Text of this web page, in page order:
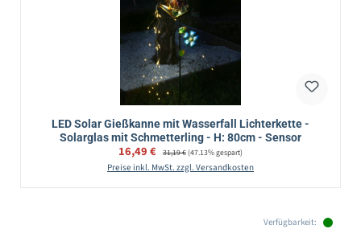
LED Solar Gießkanne mit Wasserfall Lichterkette -
Solarglas mit Schmetterling - H: 80cm - Sensor
Verkaufspreis:
16,49 € Regulärer Preis:
31,19 €(47.13% gespart)
Preise inkl. MwSt. zzgl. Versandkosten
Verfügbarkeit: